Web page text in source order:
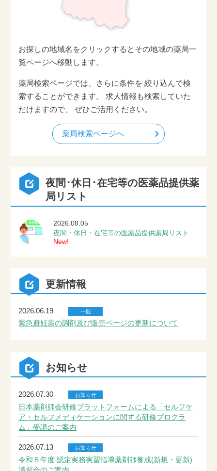
お探しの地域名をクリックすると その地域の薬局一
覧ページへ移動します。
薬局検索ページでは、さらに条件を 絞り込んで検
索することができます。
求人情報も検索していた
だけますので、
ぜひご活用ください。
薬局検索ページへ
夜間･休日･在宅等の医薬品提供薬
局リスト
2026.08.05
夜間・休日・在宅等の医薬品提供薬局リスト
New!
更新情報
2026.06.19 一般
緊急避妊薬の調剤及び販売ページの更新について
お知らせ
2026.07.30 お知らせ
日本薬剤師会研修プラットフォームによる「セルフケ
ア・セルフメディケーションに関する研修プログラ
ム」受講のご案内
2026.07.13 お知らせ
令和８年度 認定実務実習指導薬剤師養成(新規・更新)